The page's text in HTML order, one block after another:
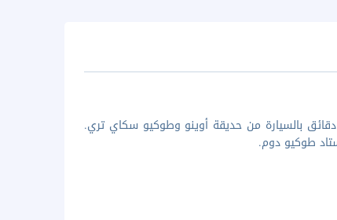
إن الإقامة في توبا هوتل ليفانت طوكيو في طوكيو (سوميدا) تضعك على بُعد 10 دقائق بالسيارة من حديقة أوينو وطوكيو سكاي تري.